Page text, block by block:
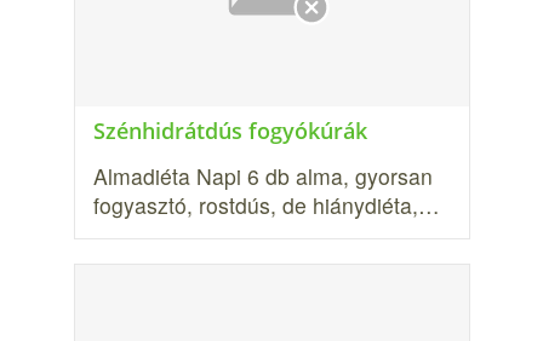
Szénhidrátdús fogyókúrák
Almadiéta Napi 6 db alma, gyorsan
fogyasztó, rostdús, de hiánydiéta,…